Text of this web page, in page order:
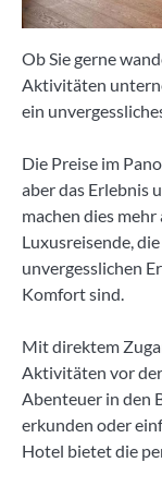
Ob Sie gerne
Aktivitäten
ein
Die Preise im
aber das Erlebnis
machen dies
Luxusreisende,
unvergesslichen
Komfort sind.
Mit direktem
Aktivitäten vor der
Abenteuer in den
erkunden oder
Hotel bietet die